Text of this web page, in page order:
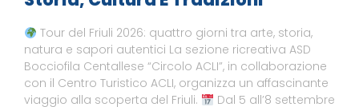
Tour del Friuli 2026: quattro giorni tra arte, storia,
natura e sapori autentici La sezione ricreativa ASD
Bocciofila Centallese “Circolo ACLI”, in collaborazione
con il Centro Turistico ACLI, organizza un affascinante
viaggio alla scoperta del Friuli.
Dal 5 all’8 settembre